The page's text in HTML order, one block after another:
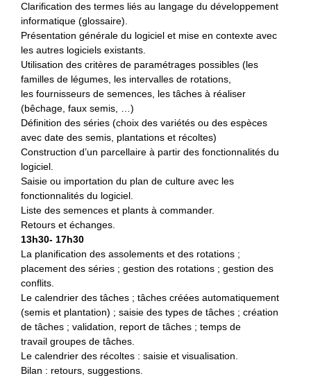
Clarification des termes liés au langage du développement
informatique (glossaire).
Présentation générale du logiciel et mise en contexte avec
les autres logiciels existants.
Utilisation des critères de paramétrages possibles (les
familles de légumes, les intervalles de rotations,
les fournisseurs de semences, les tâches à réaliser
(bêchage, faux semis, …)
Définition des séries (choix des variétés ou des espèces
avec date des semis, plantations et récoltes)
Construction d’un parcellaire à partir des fonctionnalités du
logiciel.
Saisie ou importation du plan de culture avec les
fonctionnalités du logiciel.
Liste des semences et plants à commander.
Retours et échanges.
13h30- 17h30
La planification des assolements et des rotations ;
placement des séries ; gestion des rotations ; gestion des
conflits.
Le calendrier des tâches ; tâches créées automatiquement
(semis et plantation) ; saisie des types de tâches ; création
de tâches ; validation, report de tâches ; temps de
travail groupes de tâches.
Le calendrier des récoltes : saisie et visualisation.
Bilan : retours, suggestions.